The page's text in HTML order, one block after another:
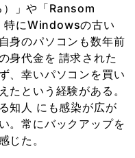
」や「Ransom
特にWindowsの古い
身のパソコンも数年前
身代金を 請求された
、幸いパソコンを買い
たという経験がある。
知人 にも感染が広が
。常にバックアップを
じた。